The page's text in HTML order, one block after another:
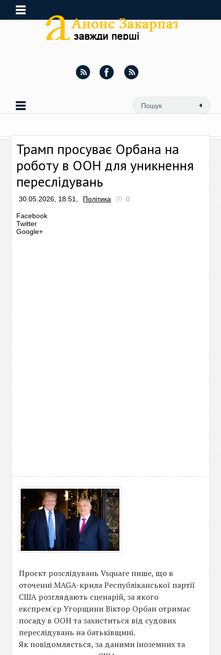
Трамп просуває Орбана на
роботу в ООН для уникнення
переслідувань
30.05.2026, 18:51, Політика 0
Facebook
Twitter
Google+
Проєкт розслідувань Vsquare пише, що в
оточенні MAGA-крила Республіканської партії
США розглядають сценарій, за якого
експрем'єр Угорщини Віктор Орбан отримає
посаду в ООН та захиститься від судових
переслідувань на батьківщині.
Як повідомляється, за даними іноземних та